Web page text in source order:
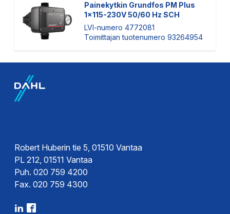
Painekytkin Grundfos PM Plus
1x115-230V 50/60 Hz SCH
LVI-numero 4772081
Toimittajan tuotenumero 93264954
Robert Huberin tie 5, 01510 Vantaa
PL 212, 01511 Vantaa
Puh. 020 759 4200
Fax. 020 759 4300